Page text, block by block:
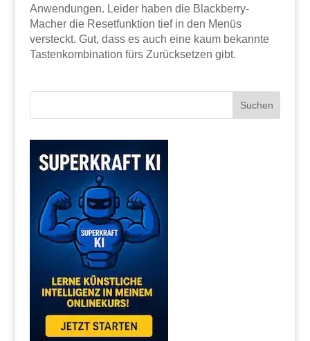
Anwendungen. Leider haben die Blackberry-
Macher die Resetfunktion tief in den Menüs
versteckt. Gut, dass es auch eine kaum bekannte
Tastenkombination fürs Zurücksetzen gibt.